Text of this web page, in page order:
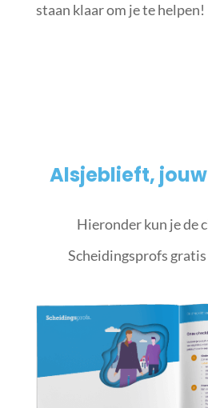
staan klaar om je te helpen!
Alsjeblieft,
Hieronder kun je de
Scheidingsprofs